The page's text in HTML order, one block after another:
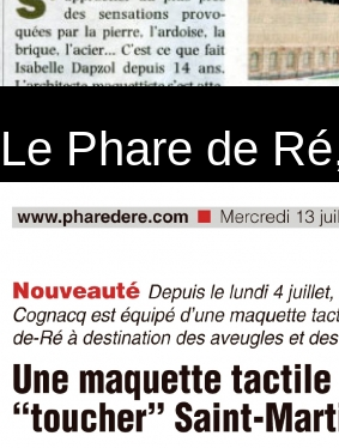
Le Phare de